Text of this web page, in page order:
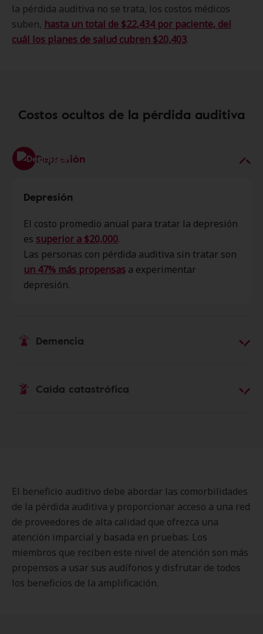
la pérdida auditiva no se trata, los costos médicos
suben, hasta un total de $22,434 por paciente, del
cuál los planes de salud cubren $20,403.
Costos ocultos de la pérdida auditiva
Depresión
Depresión
El costo promedio anual para tratar la depresión
es superior a $20,000.
Las personas con pérdida auditiva sin tratar son
un 47% más propensas a experimentar
depresión.
Demencia
El costo promedio anual para tratar la demencia
Caída catastrófica
son3 veces más propensasa experimentar una
caída catastrófica.
El beneficio auditivo debe abordar las comorbilidades
de la pérdida auditiva y proporcionar acceso a una red
de proveedores de alta calidad que ofrezca una
atención imparcial y basada en pruebas. Los
miembros que reciben este nivel de atención son más
propensos a usar sus audífonos y disfrutar de todos
los beneficios de la amplificación.